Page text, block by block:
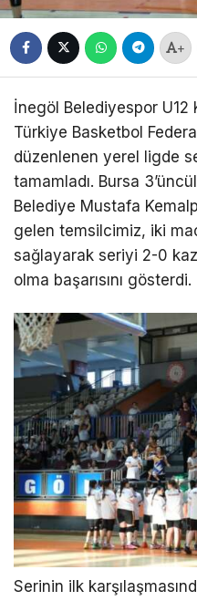
+
İnegöl Belediyespor U12
Türkiye Basketbol
düzenlenen yerel ligde
tamamladı. Bursa
Belediye Mustafa
gelen temsilcimiz, iki
sağlayarak seriyi 2-0
olma başarısını gösterdi.
Serinin ilk